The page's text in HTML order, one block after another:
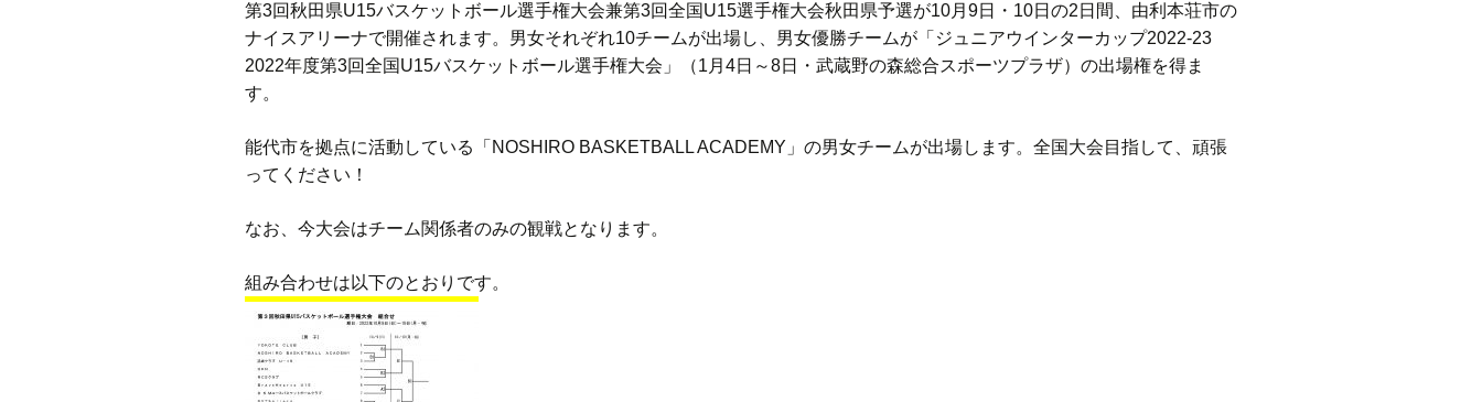
第3回秋田県U15バスケットボール選手権大会兼第3回全国U15選手権大会秋田県予選が10月9日・10日の2日間、由利本荘市の
ナイスアリーナで開催されます。男女それぞれ10チームが出場し、男女優勝チームが「ジュニアウインターカップ2022-23
2022年度第3回全国U15バスケットボール選手権大会」（1月4日～8日・武蔵野の森総合スポーツプラザ）の出場権を得ま
す。
能代市を拠点に活動している「NOSHIRO BASKETBALL ACADEMY」の男女チームが出場します。全国大会目指して、頑張
ってください！
なお、今大会はチーム関係者のみの観戦となります。
組み合わせは以下のとおりです。